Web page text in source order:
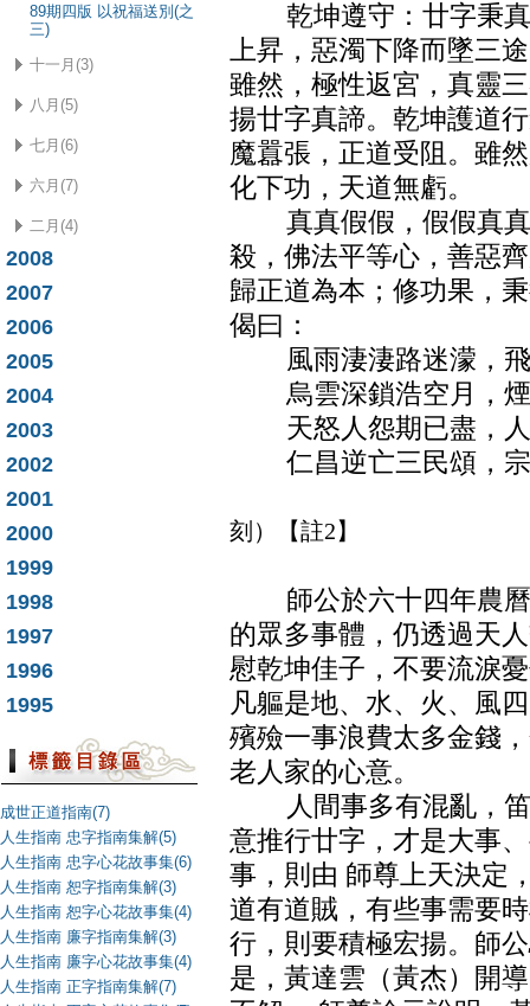
89期四版 以祝福送別(之
三)
十一月(3)
八月(5)
七月(6)
六月(7)
二月(4)
2008
2007
2006
2005
2004
2003
2002
2001
2000
1999
1998
1997
1996
1995
成世正道指南(7)
人生指南 忠字指南集解(5)
人生指南 忠字心花故事集(6)
人生指南 恕字指南集解(3)
人生指南 恕字心花故事集(4)
人生指南 廉字指南集解(3)
人生指南 廉字心花故事集(4)
人生指南 正字指南集解(7)
乾坤遵守：廿字秉真
上昇，惡濁下降而墜三
雖然，極性返宮，真靈
揚廿字真諦。乾坤護道
魔囂張，正道受阻。雖
化下功，天道無虧。
真真假假，假假真真
殺，佛法平等心，善惡
歸正道為本；修功果，
偈曰：
風雨淒淒路迷濛，飛
烏雲深鎖浩空月，煙
天怒人怨期已盡，人
仁昌逆亡三民頌，宗
刻）【註2】
師公於六十四年農曆
的眾多事體，仍透過天
慰乾坤佳子，不要流淚
凡軀是地、水、火、風
殯殮一事浪費太多金錢
老人家的心意。
人間事多有混亂，笛
意推行廿字，才是大事
事，則由 師尊上天決定
道有道賊，有些事需要
行，則要積極宏揚。師
是，黃達雲（黃杰）開